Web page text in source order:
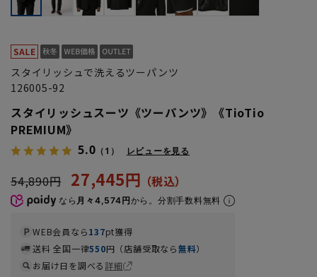
スタイリッシュで洗えるツーパンツ
126005-92
スタイリッシュスーツ《ツーパンツ》《TioTio
PREMIUM》
5.0 （1） レビューを見る
54,890円 27,445円
なら 月々4,574円から。分割手数料無料
WEB会員なら137pt獲得
送料 全国一律550円（店舗受取なら無料）
お届け日を調べる詳細